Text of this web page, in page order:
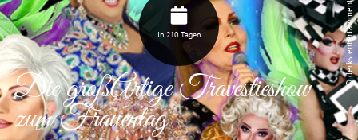
In 210 Tagen
Die großArtige Travestieshow
zum Frauentag